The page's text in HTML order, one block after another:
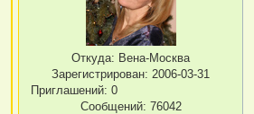
Откуда: Вена-Москва
Зарегистрирован: 2006-03-31
Приглашений: 0
Сообщений: 76042